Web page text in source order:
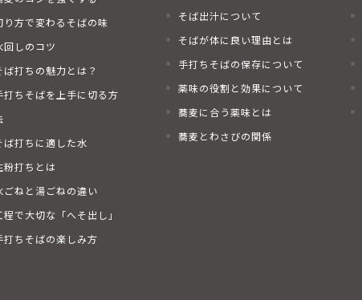
り方で変わるそばの味
回しのコツ
ば打ちの魅力とは？
打ちそばを上手に切る方
ば打ちに適した水
粉打ちとは
ごねと湯ごねの違い
程で大切な「へそ出し」
打ちそばの楽しみ方
そば出汁について
そばが体に良い理由とは
手打ちそばの保存について
薬味の役割と効果について
蕎麦に合う薬味とは
蕎麦とわさびの関係